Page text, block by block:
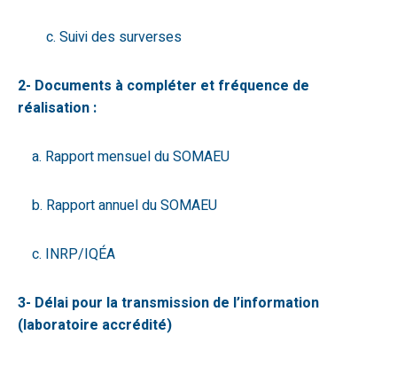
c. Suivi des surverses
2- Documents à compléter et fréquence de
réalisation :
a. Rapport mensuel du SOMAEU
b. Rapport annuel du SOMAEU
c. INRP/IQÉA
3- Délai pour la transmission de l’information
(laboratoire accrédité)